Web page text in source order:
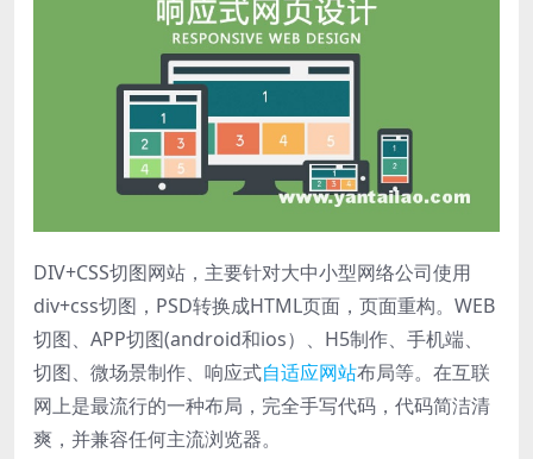
DIV+CSS切图网站，主要针对大中小型网络公司使用
div+css切图，PSD转换成HTML页面，页面重构。WEB
切图、APP切图(android和ios）、H5制作、手机端、
切图、微场景制作、响应式自适应网站布局等。在互联
网上是最流行的一种布局，完全手写代码，代码简洁清
爽，并兼容任何主流浏览器。